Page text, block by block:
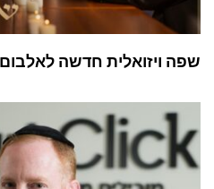
שפה ויזואלית חדשה